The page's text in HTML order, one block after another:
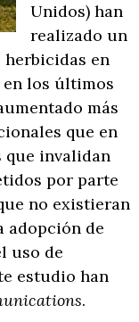
Unidos) han
realizado un
herbicidas en
en los últimos
más
que en
que invalidan
por parte
no existieran
adopción de
uso de
estudio han
.